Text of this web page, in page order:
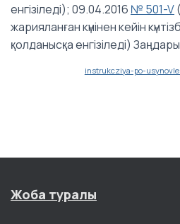
енгiзiледi); 09.04.2016 № 501-V
жарияланған күнінен кейін
қолданысқа енгізіледі)
instrukcziya-po-
Жоба туралы